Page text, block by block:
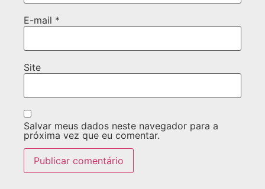
E-mail *
Site
Salvar meus dados neste navegador para a
próxima vez que eu comentar.